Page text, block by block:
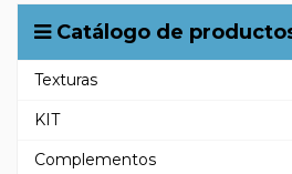
Catálogo de
Texturas
KIT
Complementos